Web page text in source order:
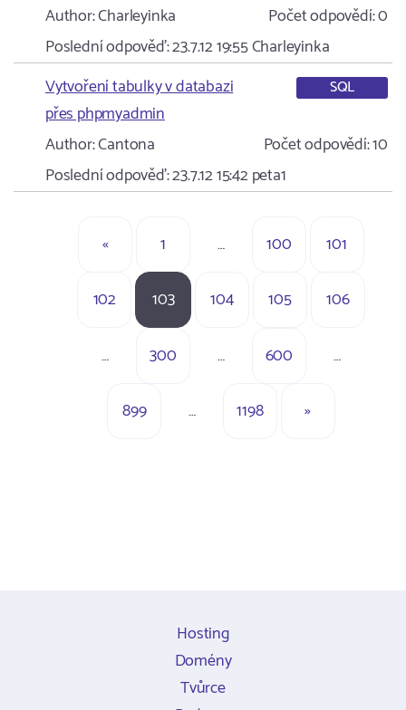
Author:Charleyinka Počet odpovědí:0
Poslední odpověď:23.7.12 19:55Charleyinka
Vytvoření tabulky v databazi
přes phpmyadmin
SQL
Author:Cantona Počet odpovědí:10
Poslední odpověď:23.7.12 15:42peta1
« 1 … 100 101
102 103 104 105 106
… 300 … 600 …
899 … 1198 »
Hosting
Domény
Tvůrce